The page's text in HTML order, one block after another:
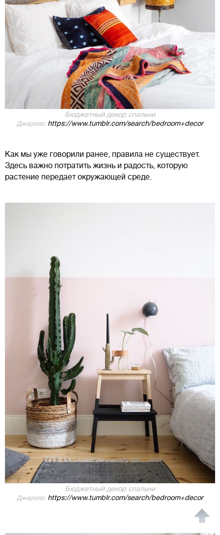
Бюджетный декор спальни
Джерело: https://www.tumblr.com/search/bedroom+decor
Как мы уже говорили ранее, правила не существует.
Здесь важно потратить жизнь и радость, которую
растение передает окружающей среде.
Бюджетный декор спальни
Джерело: https://www.tumblr.com/search/bedroom+decor